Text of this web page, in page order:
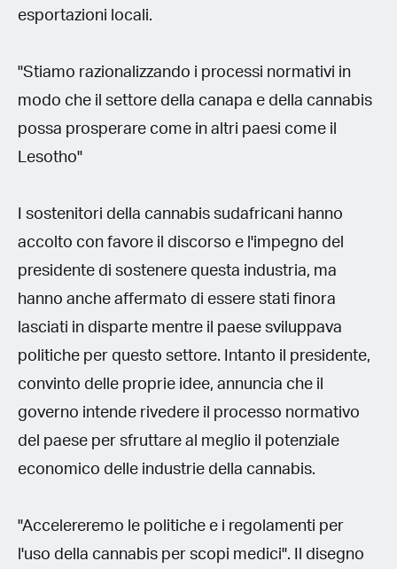
esportazioni locali.
"Stiamo razionalizzando i processi normativi in ​​
modo che il settore della canapa e della cannabis
possa prosperare come in altri paesi come il
Lesotho"
I sostenitori della cannabis sudafricani hanno
accolto con favore il discorso e l'impegno del
presidente di sostenere questa industria, ma
hanno anche affermato di essere stati finora
lasciati in disparte mentre il paese sviluppava
politiche per questo settore. Intanto il presidente,
convinto delle proprie idee, annuncia che il
governo intende rivedere il processo normativo
del paese per sfruttare al meglio il potenziale
economico delle industrie della cannabis.
"Accelereremo le politiche e i regolamenti per
l'uso della cannabis per scopi medici". Il disegno